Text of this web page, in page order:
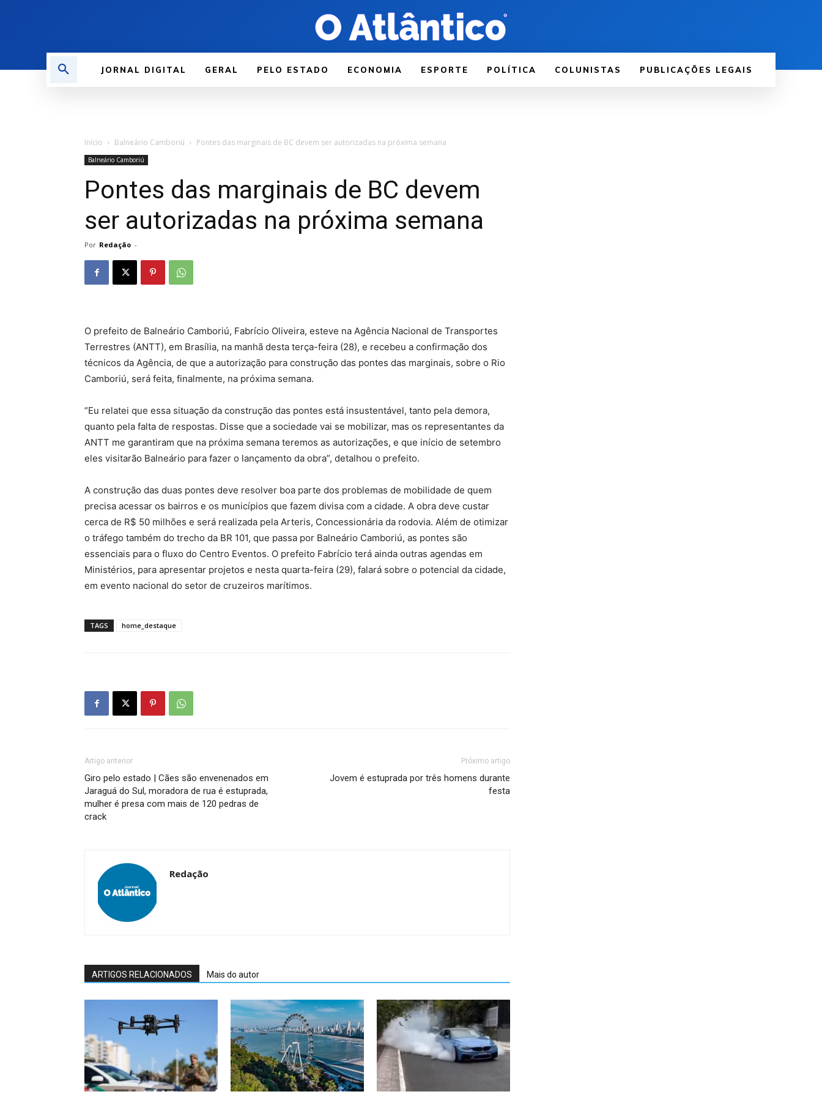
JORNAL DIGITAL GERAL PELO ESTADO ECONOMIA ESPORTE POLÍTICA COLUNISTAS PUBLICAÇÕES LEGAIS
Início Balneário Camboriú Pontes das marginais de BC devem ser autorizadas na próxima semana
Balneário Camboriú
Pontes das marginais de BC devem
ser autorizadas na próxima semana
Por Redação -
O prefeito de Balneário Camboriú, Fabrício Oliveira, esteve na Agência Nacional de Transportes
Terrestres (ANTT), em Brasília, na manhã desta terça-feira (28), e recebeu a confirmação dos
técnicos da Agência, de que a autorização para construção das pontes das marginais, sobre o Rio
Camboriú, será feita, finalmente, na próxima semana.
“Eu relatei que essa situação da construção das pontes está insustentável, tanto pela demora,
quanto pela falta de respostas. Disse que a sociedade vai se mobilizar, mas os representantes da
ANTT me garantiram que na próxima semana teremos as autorizações, e que início de setembro
eles visitarão Balneário para fazer o lançamento da obra”, detalhou o prefeito.
A construção das duas pontes deve resolver boa parte dos problemas de mobilidade de quem
precisa acessar os bairros e os municípios que fazem divisa com a cidade. A obra deve custar
cerca de R$ 50 milhões e será realizada pela Arteris, Concessionária da rodovia. Além de otimizar
o tráfego também do trecho da BR 101, que passa por Balneário Camboriú, as pontes são
essenciais para o fluxo do Centro Eventos. O prefeito Fabrício terá ainda outras agendas em
Ministérios, para apresentar projetos e nesta quarta-feira (29), falará sobre o potencial da cidade,
em evento nacional do setor de cruzeiros marítimos.
TAGS home_destaque
Artigo anterior
Giro pelo estado | Cães são envenenados em
Jaraguá do Sul, moradora de rua é estuprada,
mulher é presa com mais de 120 pedras de
crack
Próximo artigo
Jovem é estuprada por três homens durante
festa
Redação
ARTIGOS RELACIONADOS Mais do autor